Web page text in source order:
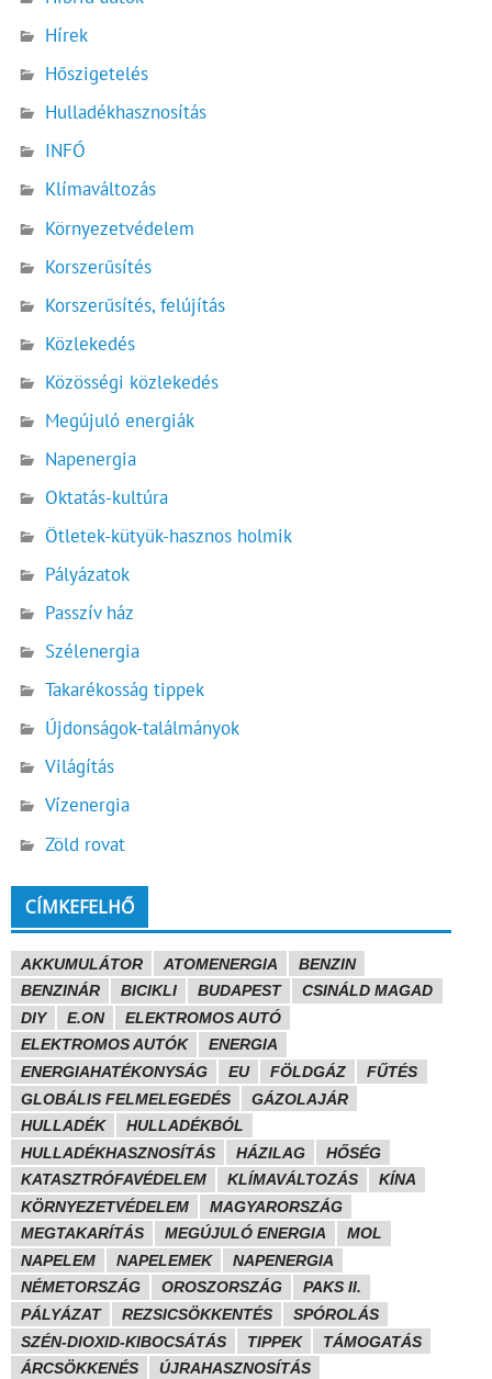
Hírek
Hőszigetelés
Hulladékhasznosítás
INFÓ
Klímaváltozás
Környezetvédelem
Korszerűsítés
Korszerűsítés, felújítás
Közlekedés
Közösségi közlekedés
Megújuló energiák
Napenergia
Oktatás-kultúra
Ötletek-kütyük-hasznos holmik
Pályázatok
Passzív ház
Szélenergia
Takarékosság tippek
Újdonságok-találmányok
Világítás
Vízenergia
Zöld rovat
CÍMKEFELHŐ
AKKUMULÁTOR ATOMENERGIA
BENZIN
BENZINÁR
BICIKLI BUDAPEST
CSINÁLD MAGAD
DIY
E.ON
ELEKTROMOS AUTÓ
ELEKTROMOS AUTÓK
ENERGIA
ENERGIAHATÉKONYSÁG
EU FÖLDGÁZ
FŰTÉS
GLOBÁLIS FELMELEGEDÉS
GÁZOLAJÁR
HULLADÉK
HULLADÉKBÓL
HULLADÉKHASZNOSÍTÁS
HÁZILAG
HŐSÉG
KATASZTRÓFAVÉDELEM
KLÍMAVÁLTOZÁS
KÍNA
KÖRNYEZETVÉDELEM
MAGYARORSZÁG
MEGTAKARÍTÁS
MEGÚJULÓ ENERGIA
MOL
NAPELEM
NAPELEMEK
NAPENERGIA
NÉMETORSZÁG
OROSZORSZÁG
PAKS II.
PÁLYÁZAT
REZSICSÖKKENTÉS
SPÓROLÁS
SZÉN-DIOXID-KIBOCSÁTÁS
TIPPEK
TÁMOGATÁS
ÁRCSÖKKENÉS
ÚJRAHASZNOSÍTÁS